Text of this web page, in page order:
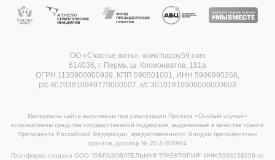
ОО «Счастье жить». www.happy59.com
614036, г. Пермь, ш. Космонавтов, 181а
ОГРН 1135900000939, КПП 590501001, ИНН 5906995266,
р/с 40703810949770000507, к/с 30101810900000000603
Материалы сайта выполнены при реализации Проекта «Особый случай»
использованы средства государственной поддержки, выделенные в качестве гранта
Президента Российской Федерации, предоставленного Фондом президентских
грантов, договор № 20-3-008994
Платформа создана ООО "ОБРАЗОВАТЕЛЬНАЯ ТРАЕКТОРИЯ" ИНН:5903156209 по